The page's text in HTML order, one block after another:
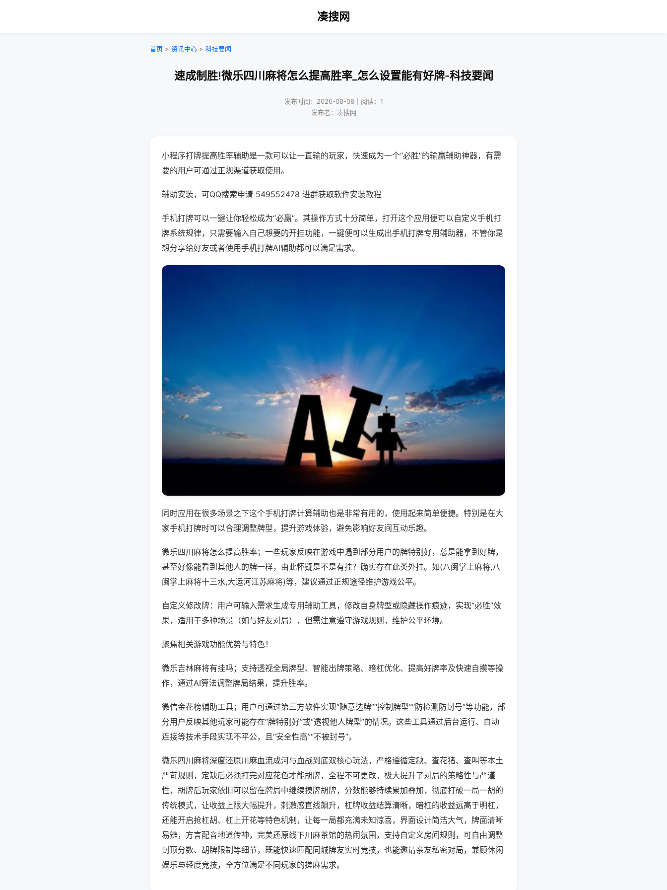
凑搜网
首页 > 资讯中心 > 科技要闻
速成制胜!微乐四川麻将怎么提高胜率_怎么设置能有好牌-科技要闻
发布时间：2026-08-08｜阅读：1
发布者：凑搜网
小程序打牌提高胜率辅助是一款可以让一直输的玩家，快速成为一个“必胜”的输赢辅助神器，有需
要的用户可通过正规渠道获取使用。
辅助安装，可QQ搜索申请 549552478 进群获取软件安装教程
手机打牌可以一键让你轻松成为“必赢”。其操作方式十分简单，打开这个应用便可以自定义手机打
牌系统规律，只需要输入自己想要的开挂功能，一键便可以生成出手机打牌专用辅助器，不管你是
想分享给好友或者使用手机打牌AI辅助都可以满足需求。
同时应用在很多场景之下这个手机打牌计算辅助也是非常有用的，使用起来简单便捷。特别是在大
家手机打牌时可以合理调整牌型，提升游戏体验，避免影响好友间互动乐趣。
微乐四川麻将怎么提高胜率；一些玩家反映在游戏中遇到部分用户的牌特别好，总是能拿到好牌，
甚至好像能看到其他人的牌一样，由此怀疑是不是有挂？确实存在此类外挂。如(八闽掌上麻将,八
闽掌上麻将十三水,大运河江苏麻将)等，建议通过正规途径维护游戏公平。
自定义修改牌：用户可输入需求生成专用辅助工具，修改自身牌型或隐藏操作痕迹，实现“必胜”效
果，适用于多种场景（如与好友对局），但需注意遵守游戏规则，维护公平环境。
聚焦相关游戏功能优势与特色！
微乐吉林麻将有挂吗；支持透视全局牌型、智能出牌策略、暗杠优化、提高好牌率及快速自摸等操
作，通过AI算法调整牌局结果，提升胜率。
微信金花榜辅助工具；用户可通过第三方软件实现“随意选牌”“控制牌型”“防检测防封号”等功能，部
分用户反映其他玩家可能存在“牌特别好”或“透视他人牌型”的情况。这些工具通过后台运行、自动
连接等技术手段实现不平公，且“安全性高”“不被封号”。
微乐四川麻将深度还原川麻血流成河与血战到底双核心玩法，严格遵循定缺、查花猪、查叫等本土
严苛规则，定缺后必须打完对应花色才能胡牌，全程不可更改，极大提升了对局的策略性与严谨
性，胡牌后玩家依旧可以留在牌局中继续摸牌胡牌，分数能够持续累加叠加，彻底打破一局一胡的
传统模式，让收益上限大幅提升，刺激感直线飙升，杠牌收益结算清晰，暗杠的收益远高于明杠，
还能开启抢杠胡、杠上开花等特色机制，让每一局都充满未知惊喜，界面设计简洁大气，牌面清晰
易辨，方言配音地道传神，完美还原线下川麻茶馆的热闹氛围，支持自定义房间规则，可自由调整
封顶分数、胡牌限制等细节，既能快速匹配同城牌友实时竞技，也能邀请亲友私密对局，兼顾休闲
娱乐与轻度竞技，全方位满足不同玩家的搓麻需求。